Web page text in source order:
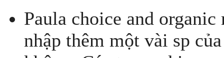
Paula choice and
nhập thêm một vài sp